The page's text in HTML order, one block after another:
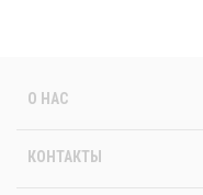
О НАС
КОНТАКТЫ